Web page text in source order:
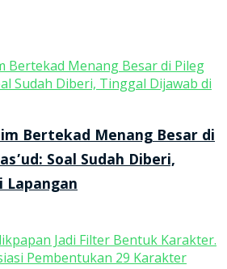
Bertekad Menang Besar di
Soal Sudah Diberi,
Lapangan